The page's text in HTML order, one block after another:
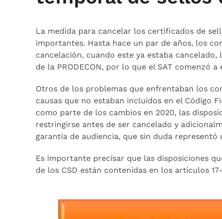
La medida para cancelar los certificados de
importantes. Hasta hace un par de años, los
cancelación, cuando este ya estaba
de la PRODECON, por lo que el SAT comenzó
Otros de los problemas que enfrentaban los
causas que no estaban incluidos en el Código
como parte de los cambios en 2020, las
restringirse antes de ser cancelado y
garantía de audiencia, que sin duda representó
Es importante precisar que las disposiciones
de los CSD están contenidas en los artículos